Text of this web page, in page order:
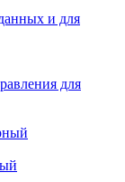
и для
для